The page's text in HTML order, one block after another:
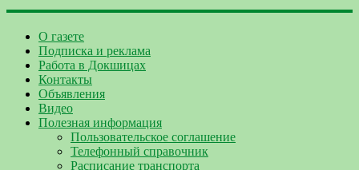
О газете
Подписка и реклама
Работа в Докшицах
Контакты
Объявления
Видео
Полезная информация
Пользовательское соглашение
Телефонный справочник
Расписание транспорта